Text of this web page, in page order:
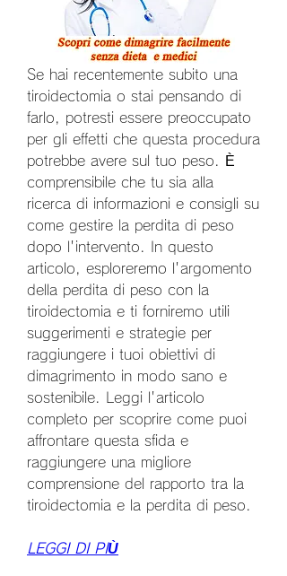
Se hai recentemente subito una
tiroidectomia o stai pensando di
farlo, potresti essere preoccupato
per gli effetti che questa procedura
potrebbe avere sul tuo peso. È
comprensibile che tu sia alla
ricerca di informazioni e consigli su
come gestire la perdita di peso
dopo l'intervento. In questo
articolo, esploreremo l'argomento
della perdita di peso con la
tiroidectomia e ti forniremo utili
suggerimenti e strategie per
raggiungere i tuoi obiettivi di
dimagrimento in modo sano e
sostenibile. Leggi l'articolo
completo per scoprire come puoi
affrontare questa sfida e
raggiungere una migliore
comprensione del rapporto tra la
tiroidectomia e la perdita di peso.
LEGGI DI PIÙ